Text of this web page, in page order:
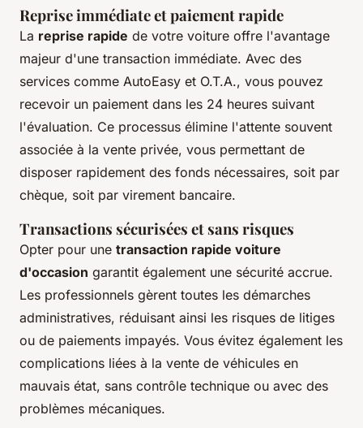
Reprise immédiate et paiement rapide
La reprise rapide de votre voiture offre l'avantage
majeur d'une transaction immédiate. Avec des
services comme AutoEasy et O.T.A., vous pouvez
recevoir un paiement dans les 24 heures suivant
l'évaluation. Ce processus élimine l'attente souvent
associée à la vente privée, vous permettant de
disposer rapidement des fonds nécessaires, soit par
chèque, soit par virement bancaire.
Transactions sécurisées et sans risques
Opter pour une transaction rapide voiture
d'occasion garantit également une sécurité accrue.
Les professionnels gèrent toutes les démarches
administratives, réduisant ainsi les risques de litiges
ou de paiements impayés. Vous évitez également les
complications liées à la vente de véhicules en
mauvais état, sans contrôle technique ou avec des
problèmes mécaniques.